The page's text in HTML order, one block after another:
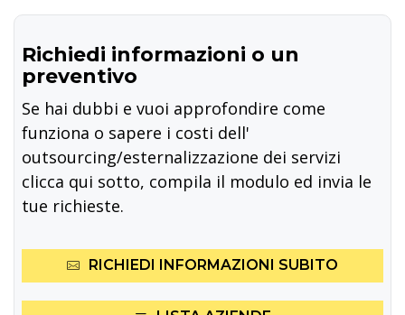
Richiedi informazioni o un
preventivo
Se hai dubbi e vuoi approfondire come
funziona o sapere i costi dell'
outsourcing/esternalizzazione dei servizi
clicca qui sotto, compila il modulo ed invia le
tue richieste.
RICHIEDI INFORMAZIONI SUBITO